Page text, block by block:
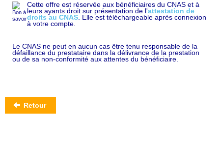
Cette offre est réservée aux bénéficiaires du CNAS et à
leurs ayants droit sur présentation de l'attestation de
droits au CNAS. Elle est téléchargeable après connexion
à votre compte.
Le CNAS ne peut en aucun cas être tenu responsable de la
défaillance du prestataire dans la délivrance de la prestation
ou de sa non-conformité aux attentes du bénéficiaire.
Retour